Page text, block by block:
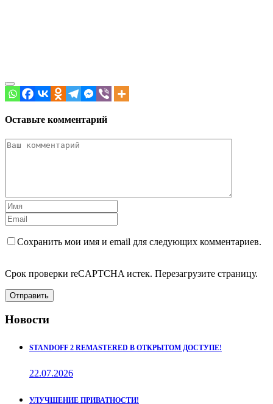
Оставьте комментарий
Сохранить мои имя и email для следующих комментариев.
Срок проверки reCAPTCHA истек. Перезагрузите страницу.
Отправить
Новости
STANDOFF 2 REMASTERED В ОТКРЫТОМ ДОСТУПЕ!
22.07.2026
УЛУЧШЕНИЕ ПРИВАТНОСТИ!